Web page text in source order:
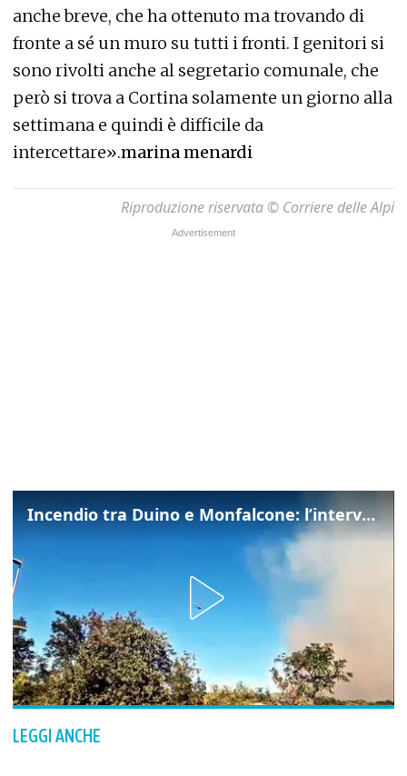
anche breve, che ha ottenuto ma trovando di
fronte a sé un muro su tutti i fronti. I genitori si
sono rivolti anche al segretario comunale, che
però si trova a Cortina solamente un giorno alla
settimana e quindi è difficile da
intercettare».marina menardi
Riproduzione riservata © Corriere delle Alpi
Incendio tra Duino e Monfalcone: l’intervento dei vigili del fuoco
LEGGI ANCHE